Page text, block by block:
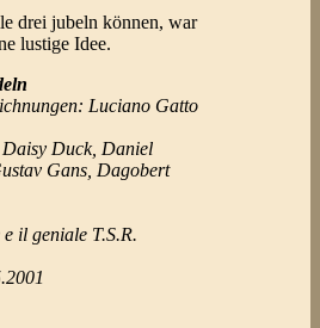
drei jubeln können, war
lustige Idee.
Luciano Gatto
Duck, Daniel
Gans, Dagobert
il geniale T.S.R.